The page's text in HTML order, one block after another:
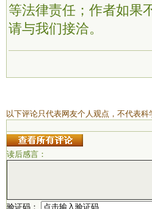
等法律责任；作者如果
请与我们接洽。
以下评论只代表网友个人观点，不代表科
读后感言：
验证码：